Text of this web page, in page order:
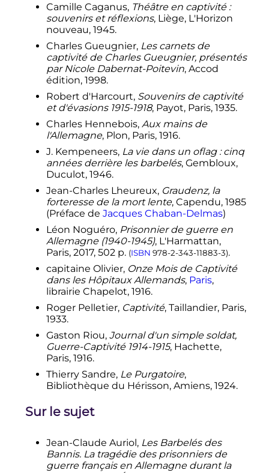
Camille Caganus, Théâtre en captivité :
souvenirs et réflexions, Liège, L'Horizon
nouveau, 1945.
Charles Gueugnier, Les carnets de
captivité de Charles Gueugnier, présentés
par Nicole Dabernat-Poitevin, Accod
édition, 1998.
Robert d'Harcourt, Souvenirs de captivité
et d'évasions 1915-1918, Payot, Paris, 1935.
Charles Hennebois, Aux mains de
l'Allemagne, Plon, Paris, 1916.
J. Kempeneers, La vie dans un oflag : cinq
années derrière les barbelés, Gembloux,
Duculot, 1946.
Jean-Charles Lheureux, Graudenz, la
forteresse de la mort lente, Capendu, 1985
(Préface de Jacques Chaban-Delmas)
Léon Noguéro, Prisonnier de guerre en
Allemagne (1940-1945), L'Harmattan,
Paris, 2017, 502 p. (ISBN 978-2-343-11883-3).
capitaine Olivier, Onze Mois de Captivité
dans les Hôpitaux Allemands, Paris,
librairie Chapelot, 1916.
Roger Pelletier, Captivité, Taillandier, Paris,
1933.
Gaston Riou, Journal d'un simple soldat,
Guerre-Captivité 1914-1915, Hachette,
Paris, 1916.
Thierry Sandre, Le Purgatoire,
Bibliothèque du Hérisson, Amiens, 1924.
Sur le sujet
Jean-Claude Auriol, Les Barbelés des
Bannis. La tragédie des prisonniers de
guerre français en Allemagne durant la